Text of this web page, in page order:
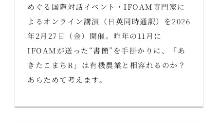
めぐる国際対話イベント・IFOAM専門家に
よるオンライン講演（日英同時通訳）を2026
年2月27日（金）開催。昨年の11月に
IFOAMが送った“書簡”を手掛かりに、「あ
きたこまちR」は有機農業と相容れるのか？
あらためて考えます。